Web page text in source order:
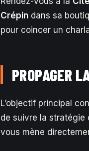
Crépin dans sa
pour coincer un
PROPAGER
L’objectif principal
de suivre la stratégie
vous mène